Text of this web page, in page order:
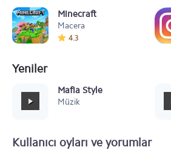
Minecraft
Macera
4.3
Yeniler
Mafia Style
Müzik
Kullanıcı oyları ve yorumlar